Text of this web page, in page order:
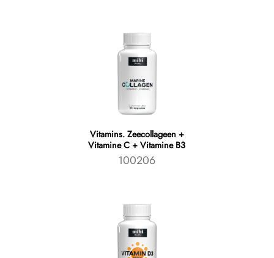
Vitamins. Zeecollageen +
Vitamine C + Vitamine B3
100206